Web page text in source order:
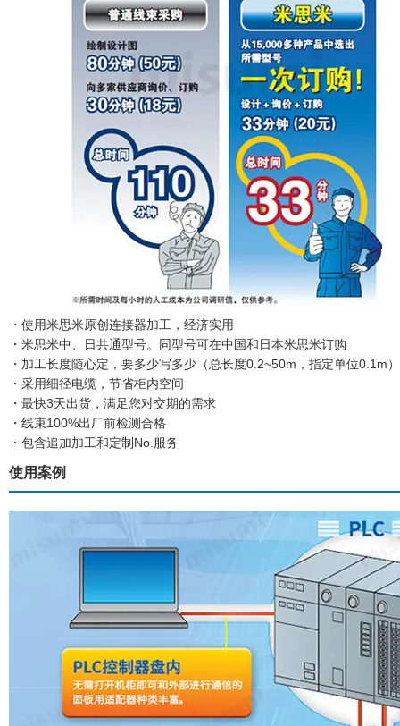
・使用米思米原创连接器加工，经济实用
・米思米中、日共通型号。同型号可在中国和日本米思米订购
・加工长度随心定，要多少写多少（总长度0.2~50m，指定单位0.1m）
・采用细径电缆，节省柜内空间
・最快3天出货，满足您对交期的需求
・线束100%出厂前检测合格
・包含追加加工和定制No.服务
使用案例